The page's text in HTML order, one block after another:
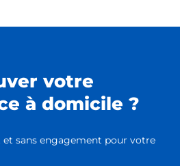
votre
à domicile ?
et sans engagement pour votre